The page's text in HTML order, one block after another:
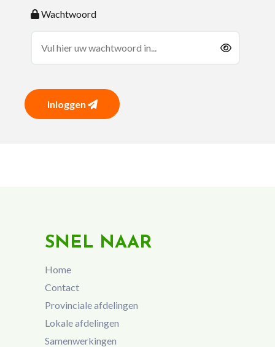
Wachtwoord
Inloggen
SNEL NAAR
Home
Contact
Provinciale afdelingen
Lokale afdelingen
Samenwerkingen